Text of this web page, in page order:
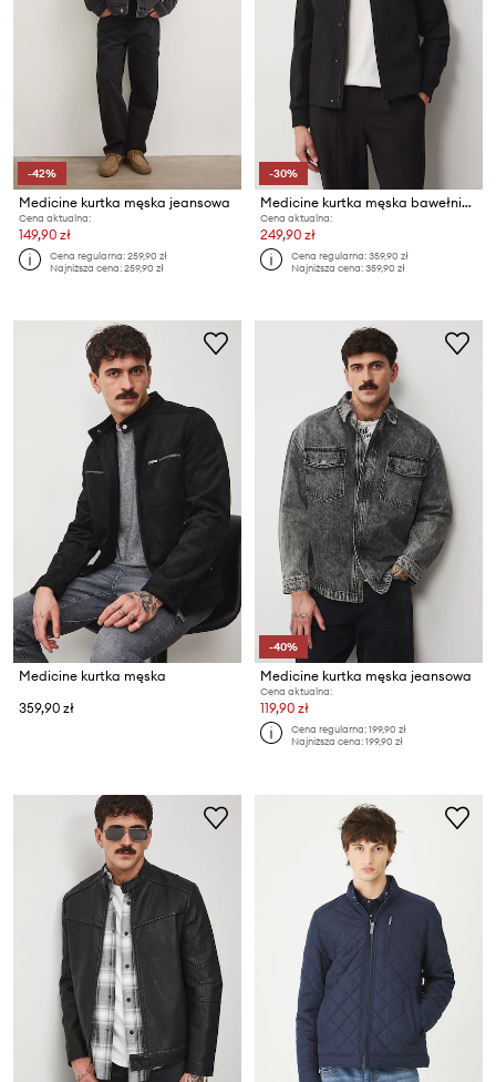
-42%
Medicine kurtka męska jeansowa
Cena aktualna:
149,90 zł
Cena regularna:259,90 zł
Najniższa cena:259,90 zł
-30%
Medicine kurtka męska bawełniana
Cena aktualna:
249,90 zł
Cena regularna:359,90 zł
Najniższa cena:359,90 zł
Medicine kurtka męska
359,90 zł
-40%
Medicine kurtka męska jeansowa
Cena aktualna:
119,90 zł
Cena regularna:199,90 zł
Najniższa cena:199,90 zł